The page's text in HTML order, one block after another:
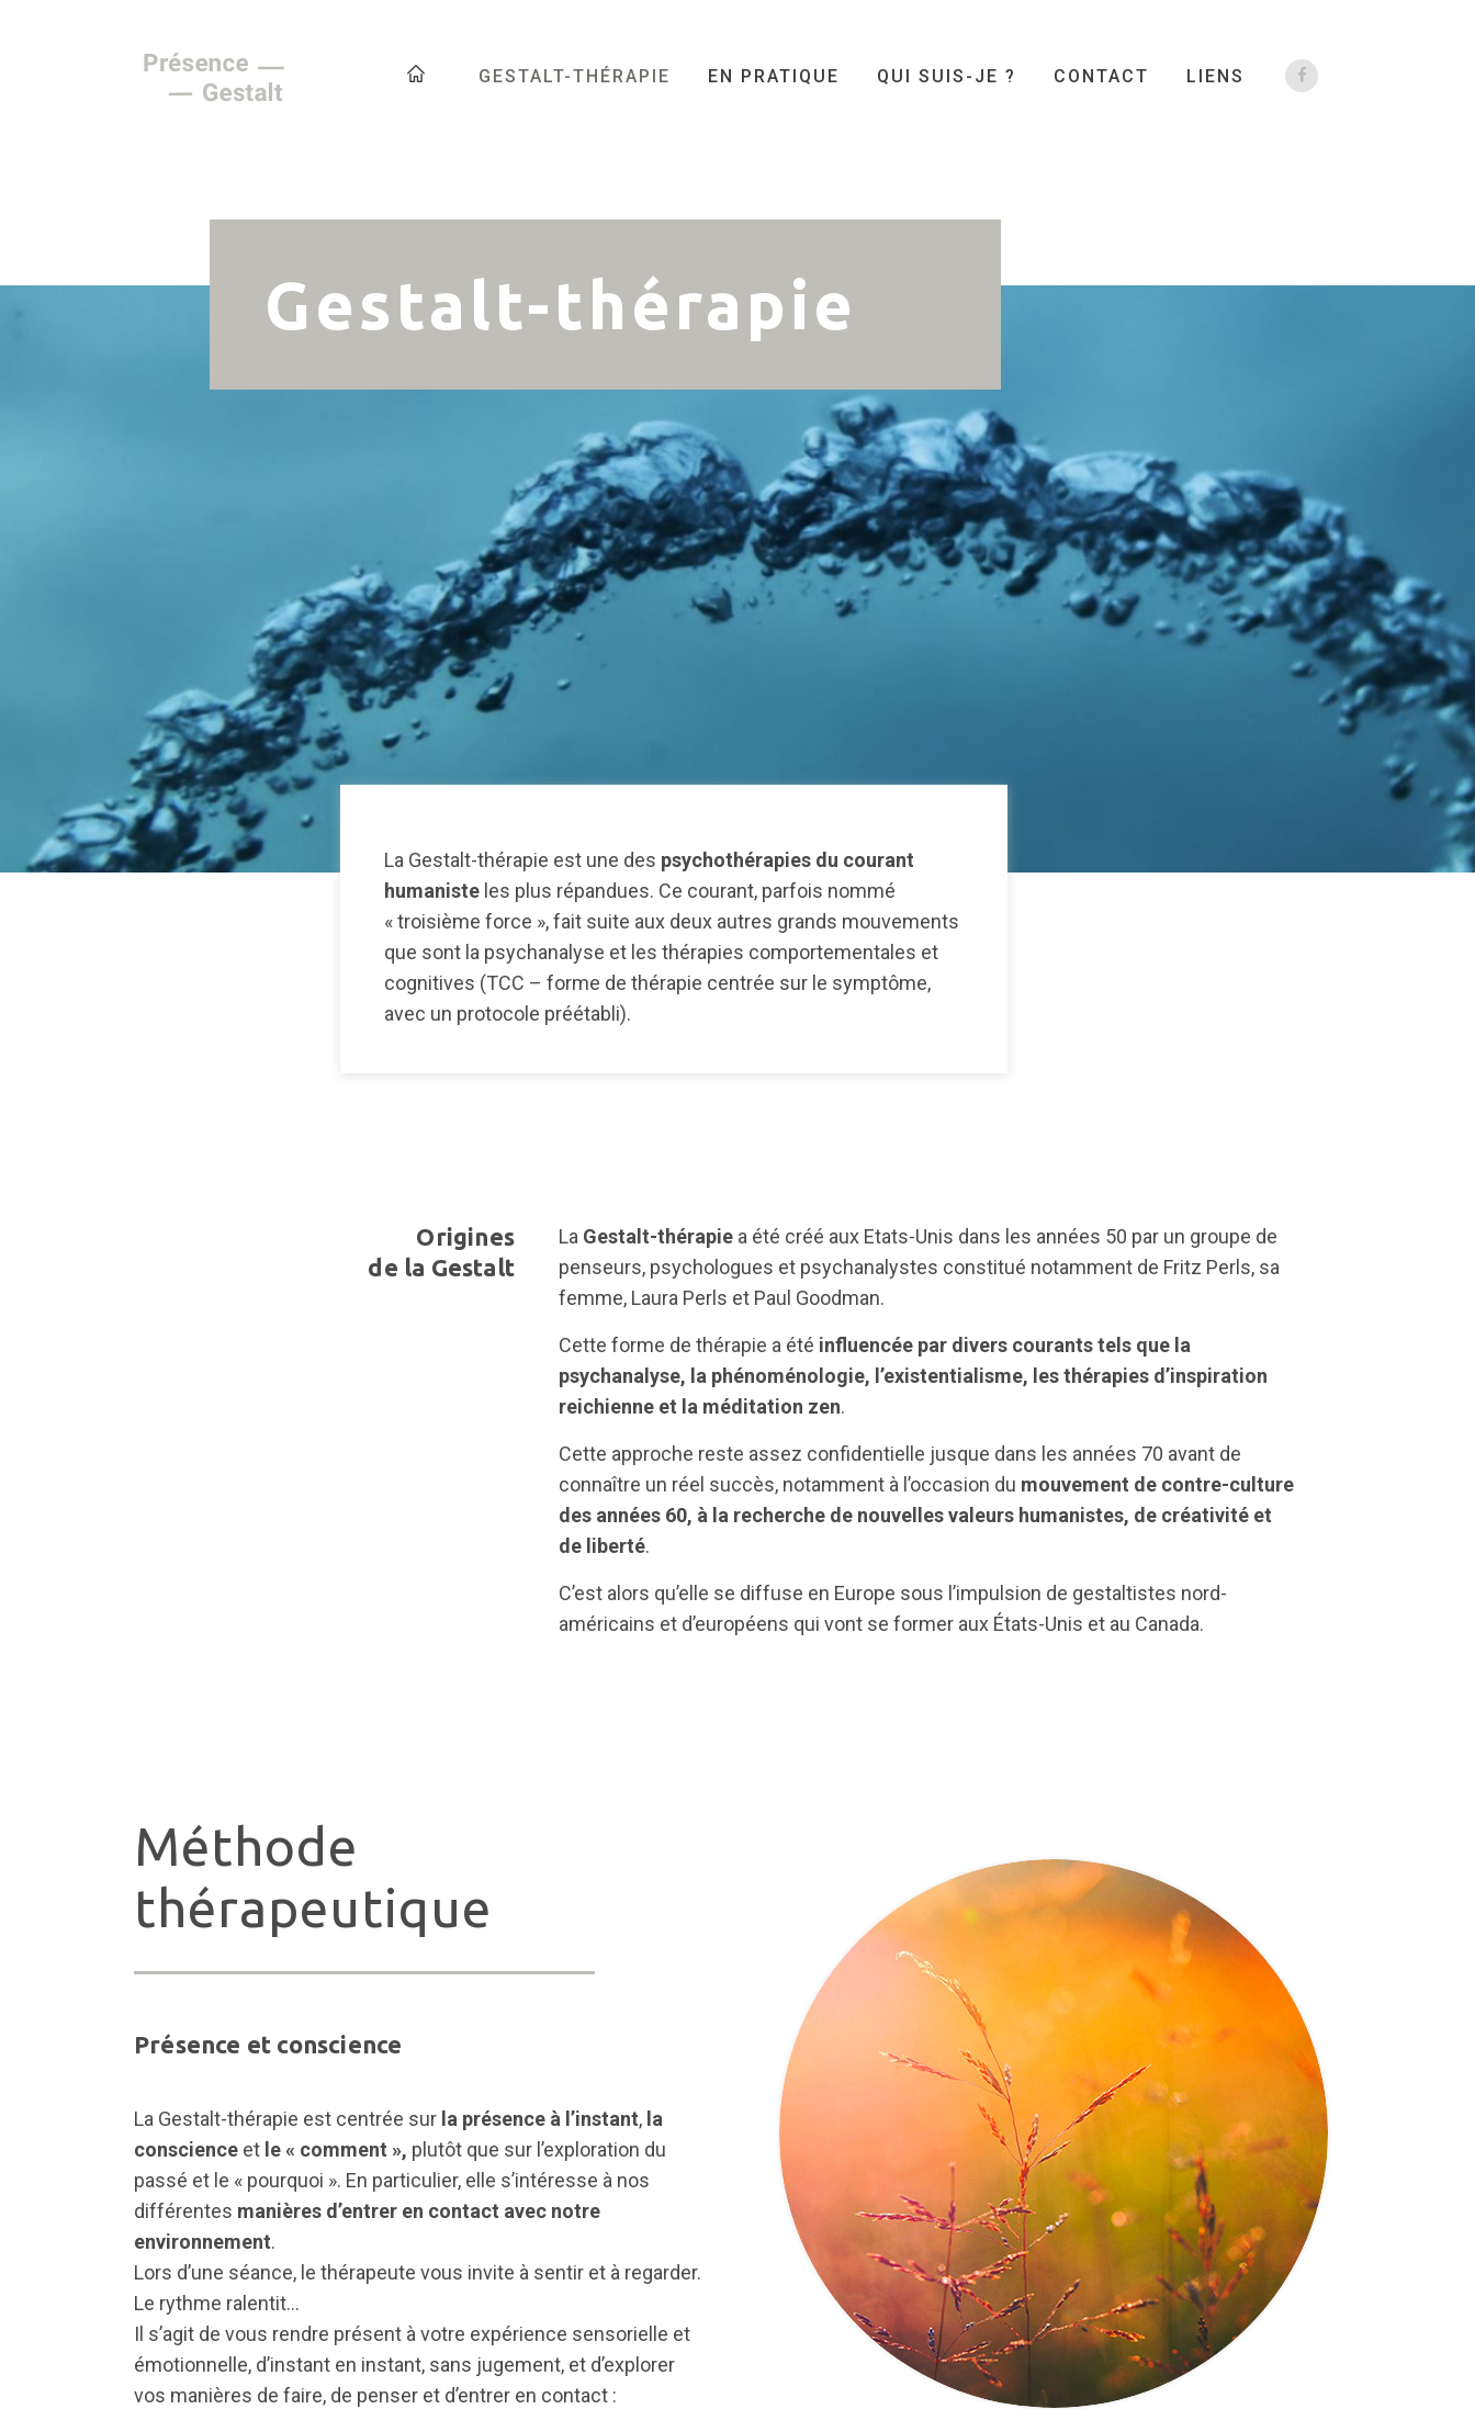
GESTALT-THÉRAPIE EN PRATIQUE QUI SUIS-JE ? CONTACT LIENS
Gestalt-thérapie
La Gestalt-thérapie est une des psychothérapies du courant
humaniste les plus répandues. Ce courant, parfois nommé
« troisième force », fait suite aux deux autres grands mouvements
que sont la psychanalyse et les thérapies comportementales et
cognitives (TCC – forme de thérapie centrée sur le symptôme,
avec un protocole préétabli).
Origines
de la Gestalt
La Gestalt-thérapie a été créé aux Etats-Unis dans les années 50 par un groupe de
penseurs, psychologues et psychanalystes constitué notamment de Fritz Perls, sa
femme, Laura Perls et Paul Goodman.
Cette forme de thérapie a été influencée par divers courants tels que la
psychanalyse, la phénoménologie, l’existentialisme, les thérapies d’inspiration
reichienne et la méditation zen.
Cette approche reste assez confidentielle jusque dans les années 70 avant de
connaître un réel succès, notamment à l’occasion du mouvement de contre-culture
des années 60, à la recherche de nouvelles valeurs humanistes, de créativité et
de liberté.
C’est alors qu’elle se diffuse en Europe sous l’impulsion de gestaltistes nord-
américains et d’européens qui vont se former aux États-Unis et au Canada.
Méthode
thérapeutique
Présence et conscience
La Gestalt-thérapie est centrée sur la présence à l’instant, la
conscience et le « comment », plutôt que sur l’exploration du
passé et le « pourquoi ». En particulier, elle s’intéresse à nos
différentes manières d’entrer en contact avec notre
environnement.
Lors d’une séance, le thérapeute vous invite à sentir et à regarder.
Le rythme ralentit…
Il s’agit de vous rendre présent à votre expérience sensorielle et
émotionnelle, d’instant en instant, sans jugement, et d’explorer
vos manières de faire, de penser et d’entrer en contact :